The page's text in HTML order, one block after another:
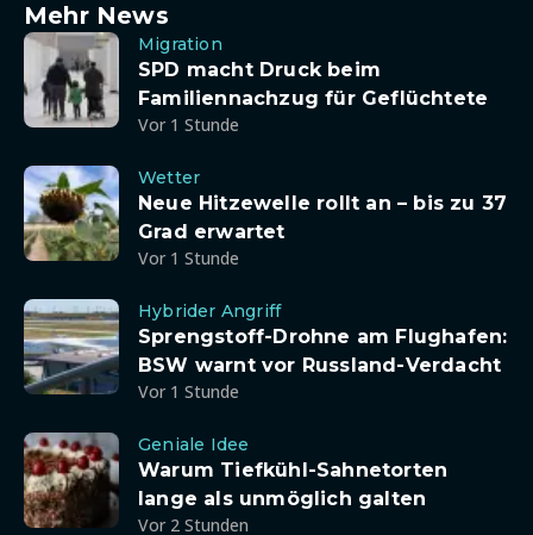
Mehr News
Migration
SPD macht Druck beim
Familiennachzug für Geflüchtete
Vor 1 Stunde
Wetter
Neue Hitzewelle rollt an – bis zu 37
Grad erwartet
Vor 1 Stunde
Hybrider Angriff
Sprengstoff-Drohne am Flughafen:
BSW warnt vor Russland-Verdacht
Vor 1 Stunde
Geniale Idee
Warum Tiefkühl-Sahnetorten
lange als unmöglich galten
Vor 2 Stunden